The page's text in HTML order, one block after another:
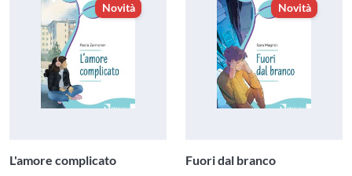
Novità
L'amore complicato
Novità
Fuori dal branco